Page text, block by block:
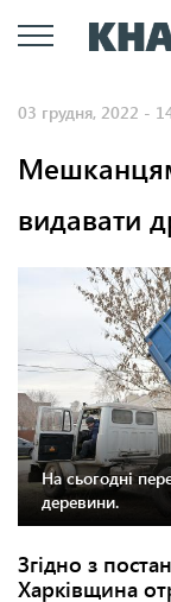
03 грудня, 2022 -
видавати
На сьогодні
деревини.
Згідно з
Харківщина